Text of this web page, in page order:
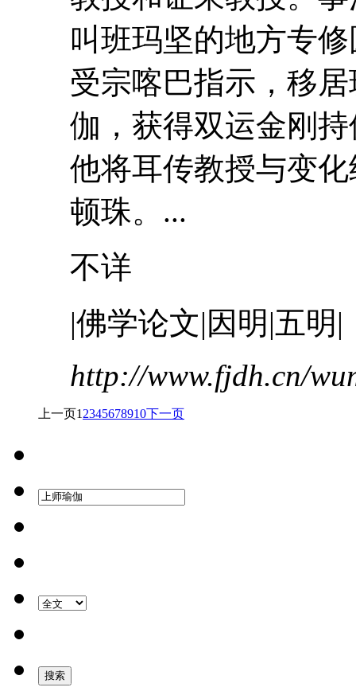
叫班玛坚的地方专
受宗喀巴指示，移
伽 ，获得双运金刚
他将耳传教授与变
顿珠。...
不详
|佛学论文|因明|五明|
http://www.fjdh.cn/
上一页1 2345678910下一页